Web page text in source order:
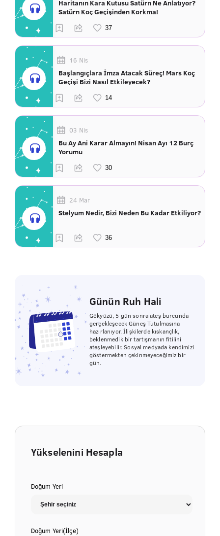
Haritanın Kara Kutusu Satürn Ne Anlatıyor?
Satürn Koç Geçişinden Korkma!
16 Nis
Başlangıçlara İmza Atacak Süreç! Mars Koç
Geçişi Bizi Nasıl Etkileyecek?
03 Nis
Bu Ay Ani Karar Almayın! Nisan Ayı 12 Burç
Yorumu
24 Mar
Stelyum Nedir, Bizi Neden Bu Kadar Etkiliyor?
Günün Ruh Hali
Gökyüzü, 5 gün sonra ateş burcunda
gerçekleşecek Güneş Tutulmasına
hazırlanıyor. İlişkilerde kıskançlık,
beklenmedik bir tartışmanın fitilini
ateşleyebilir. Sosyal medyada kendimizi
göstermekten çekinmeyeceğimiz bir
gün.
Yükselenini Hesapla
Doğum Yeri
Doğum Yeri(İlçe)